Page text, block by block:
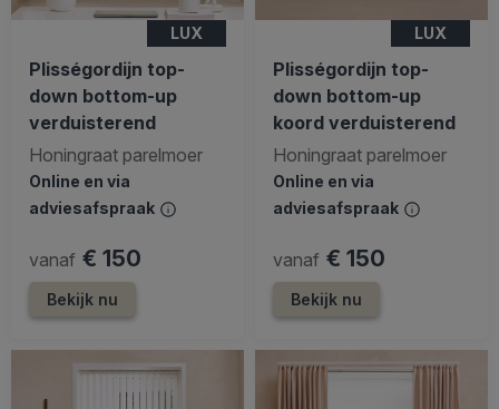
LUX
Plisségordijn top-
down bottom-up
verduisterend
Honingraat parelmoer
Online en via
adviesafspraak
vanaf € 150
Bekijk nu
LUX
Plisségordijn top-
down bottom-up
koord verduisterend
Honingraat parelmoer
Online en via
adviesafspraak
vanaf € 150
Bekijk nu